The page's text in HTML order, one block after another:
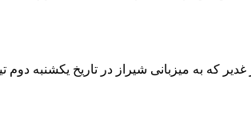
که به میزبانی شیراز در تاریخ یکشنبه